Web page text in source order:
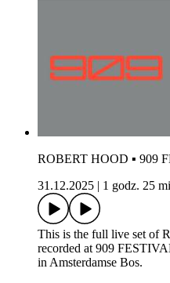
ROBERT HOOD ▪ 909
31.12.2025
1 godz. 25
This is the full live set of
recorded at 909
in Amsterdamse Bos.